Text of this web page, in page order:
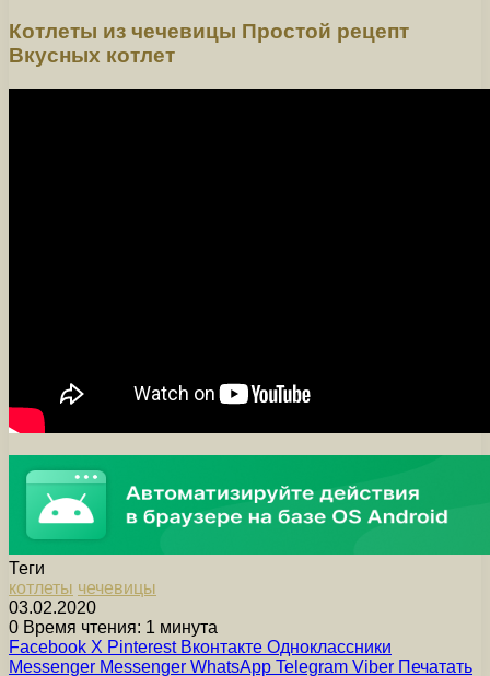
Котлеты из чечевицы Простой рецепт
Вкусных котлет
Теги
котлеты чечевицы
03.02.2020
0 Время чтения: 1 минута
Facebook X Pinterest Вконтакте Одноклассники
Messenger Messenger WhatsApp Telegram Viber Печатать